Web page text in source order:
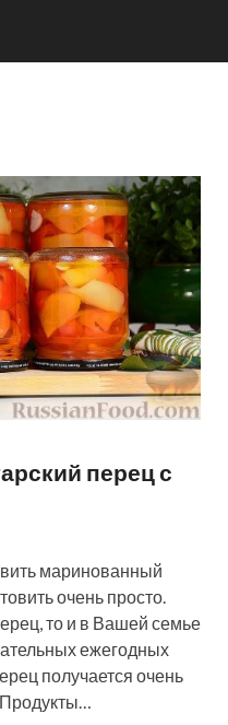
перец с
маринованный
очень просто.
то и в Вашей семье
ежегодных
получается очень